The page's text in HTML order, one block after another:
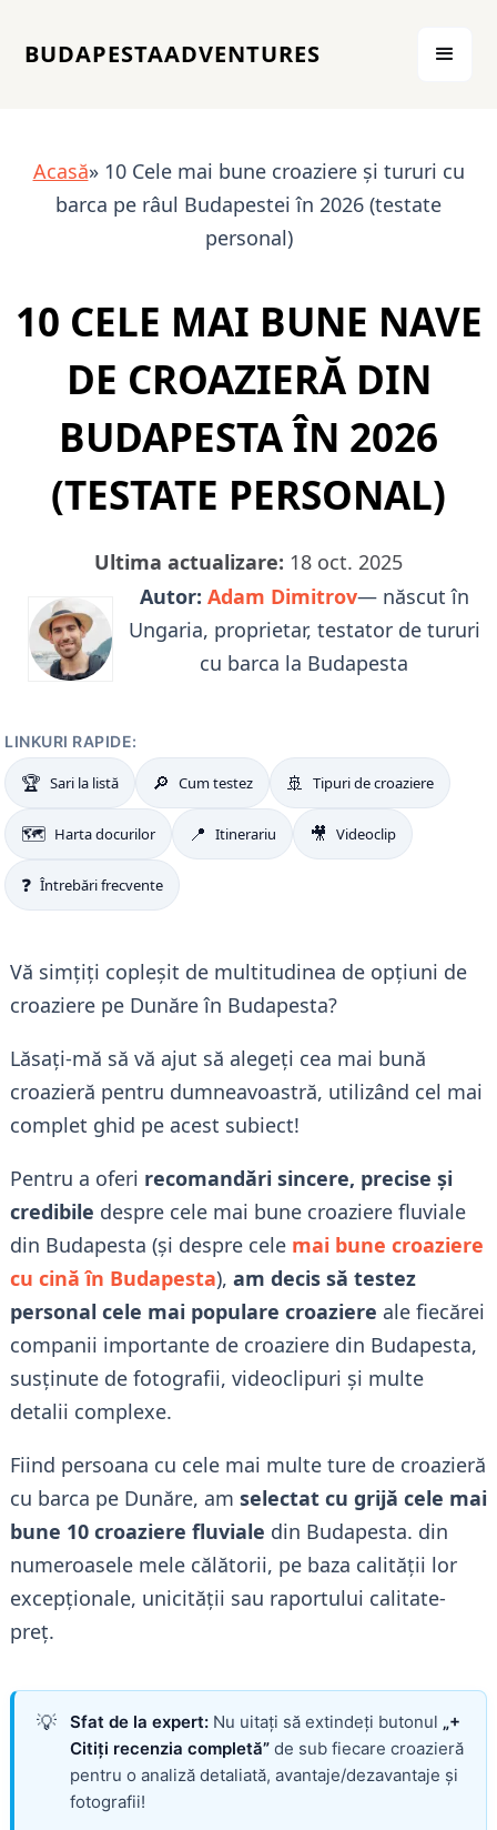
BUDAPESTAADVENTURES
Acasă» 10 Cele mai bune croaziere și tururi cu
barca pe râul Budapestei în 2026 (testate
personal)
10 CELE MAI BUNE NAVE
DE CROAZIERĂ DIN
BUDAPESTA ÎN 2026
(TESTATE PERSONAL)
Ultima actualizare: 18 oct. 2025
Autor: Adam Dimitrov— născut în
Ungaria, proprietar, testator de tururi
cu barca la Budapesta
LINKURI RAPIDE:
🏆 Sari la listă 🔎 Cum testez 🚢 Tipuri de croaziere
🗺️ Harta docurilor 📍 Itinerariu 🎥 Videoclip
❓ Întrebări frecvente
Vă simțiți copleșit de multitudinea de opțiuni de
croaziere pe Dunăre în Budapesta?
Lăsați-mă să vă ajut să alegeți cea mai bună
croazieră pentru dumneavoastră, utilizând cel mai
complet ghid pe acest subiect!
Pentru a oferi recomandări sincere, precise și
credibile despre cele mai bune croaziere fluviale
din Budapesta (și despre cele mai bune croaziere
cu cină în Budapesta), am decis să testez
personal cele mai populare croaziere ale fiecărei
companii importante de croaziere din Budapesta,
susținute de fotografii, videoclipuri și multe
detalii complexe.
Fiind persoana cu cele mai multe ture de croazieră
cu barca pe Dunăre, am selectat cu grijă cele mai
bune 10 croaziere fluviale din Budapesta. din
numeroasele mele călătorii, pe baza calității lor
excepționale, unicității sau raportului calitate-
preț.
💡 Sfat de la expert:Nu uitați să extindeți butonul „+
Citiți recenzia completă”de sub fiecare croazieră
pentru o analiză detaliată, avantaje/dezavantaje și
fotografii!